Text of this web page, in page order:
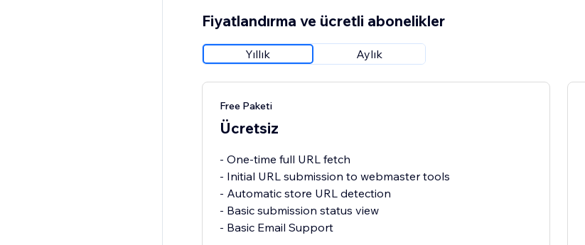
Fiyatlandırma ve ücretli abonelikler
Yıllık Aylık
Free Paketi
Ücretsiz
- One-time full URL fetch
- Initial URL submission to webmaster tools
- Automatic store URL detection
- Basic submission status view
- Basic Email Support